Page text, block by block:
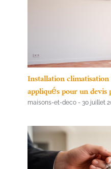
Installation
appliqués pour un
maisons-et-deco 30 juillet